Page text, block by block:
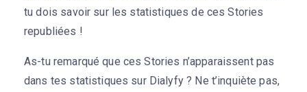
tu dois savoir sur les statistiques de ces Stories
republiées !
As-tu remarqué que ces Stories n’apparaissent pas
dans tes statistiques sur Dialyfy ? Ne t’inquiète pas,